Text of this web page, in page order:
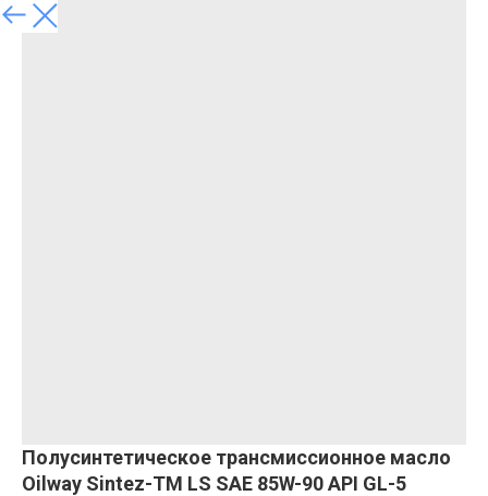
Полусинтетическое трансмиссионное масло
Oilway Sintez-TM LS SAE 85W-90 API GL-5